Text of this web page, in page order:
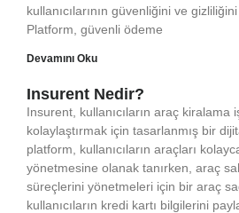
kullanıcılarının güvenliğini ve
Platform, güvenli ödeme
Devamını Oku
Insurent Nedir?
Insurent, kullanıcıların araç kiralama
kolaylaştırmak için tasarlanmış bir
platform, kullanıcıların araçları
yönetmesine olanak tanırken, araç
süreçlerini yönetmeleri için bir araç
kullanıcıların kredi kartı bilgilerini